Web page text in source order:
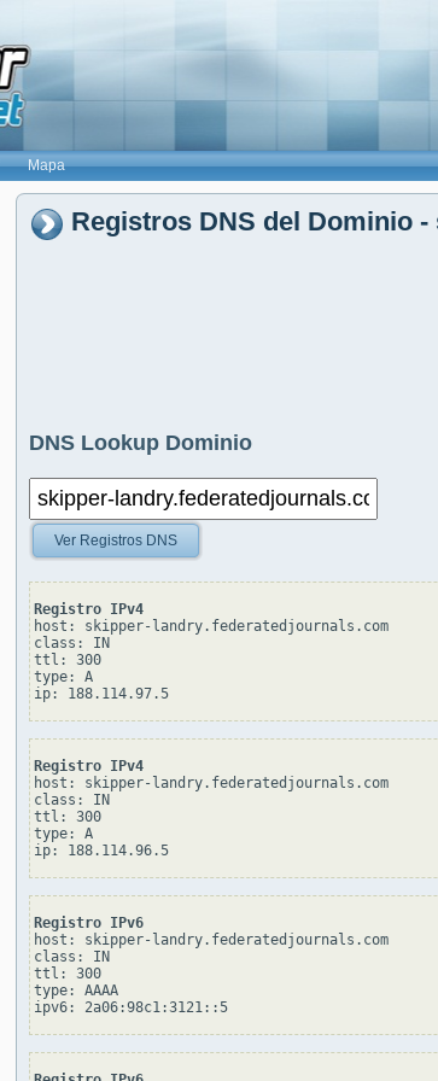
Mapa
Registros DNS del Dominio
DNS Lookup Dominio
Ver Registros DNS
Registro IPv4
host: skipper-landry.federatedjournals.com
class: IN
ttl: 300
type: A
ip: 188.114.97.5
Registro IPv4
host: skipper-landry.federatedjournals.com
class: IN
ttl: 300
type: A
ip: 188.114.96.5
Registro IPv6
host: skipper-landry.federatedjournals.com
class: IN
ttl: 300
type: AAAA
ipv6: 2a06:98c1:3121::5